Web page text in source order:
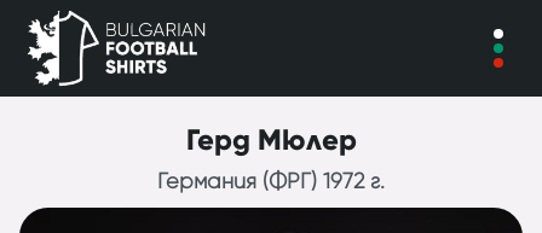
Герд Мюлер
Германия (ФРГ) 1972 г.